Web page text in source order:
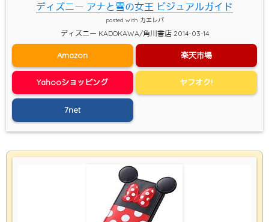
ディズニー アナと雪の女王 ビジュアルガイド
posted with カエレバ
ディズニー KADOKAWA/角川書店 2014-03-14
Amazon 楽天市場
Yahooショッピング ヤフオク!
7net